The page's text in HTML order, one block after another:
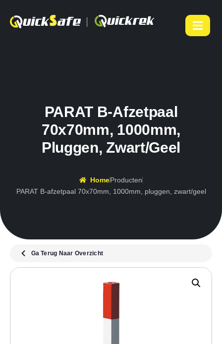
PARAT B-Afzetpaal
70x70mm, 1000mm,
Pluggen, Zwart/geel
HomeProducten
PARAT B-afzetpaal 70x70mm, 1000mm, pluggen, zwart/geel
Ga Terug Naar Overzicht